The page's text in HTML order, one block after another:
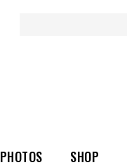
PHOTOS SHOP